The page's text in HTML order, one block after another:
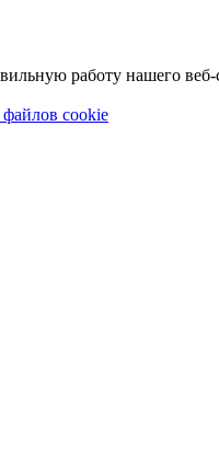
работу нашего веб-
cookie